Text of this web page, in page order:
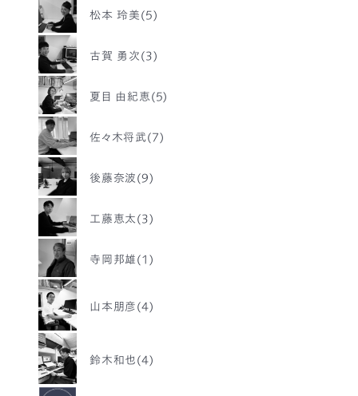
松本 玲美(5)
古賀 勇次(3)
夏目 由紀恵(5)
佐々木将武(7)
後藤奈波(9)
工藤恵太(3)
寺岡邦雄(1)
山本朋彦(4)
鈴木和也(4)